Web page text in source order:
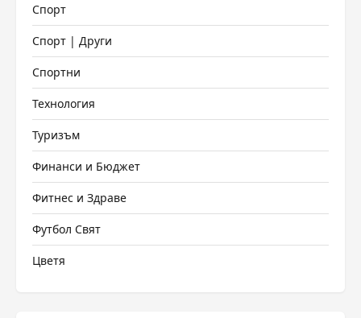
Спорт
Спорт | Други
Спортни
Технология
Туризъм
Финанси и Бюджет
Фитнес и Здраве
Футбол Свят
Цветя